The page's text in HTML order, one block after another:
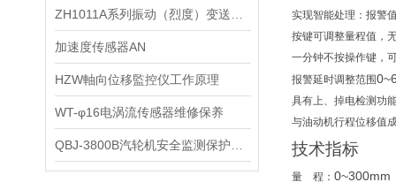
加速度传感器AN
HZW軸向位移監控仪工作原理
WT-φ16电涡流传感器维修保养
实现智能处理：报警
按键可调整量程值，
一分钟不按操作键，
报警延时调整范围
具有上、掉电检测功
与油动机行程位移值
技术指标
量 程： 0~300mm